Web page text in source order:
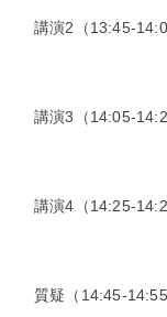
講演2（13:45-
講師：
講演3（14:05-
講師：（
講演4（14:25-
講師：農
質疑（14:45-14:55